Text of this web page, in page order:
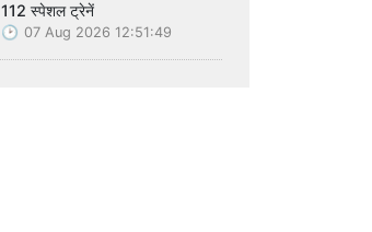
112 स्पेशल ट्रेनें
07 Aug 2026 12:51:49